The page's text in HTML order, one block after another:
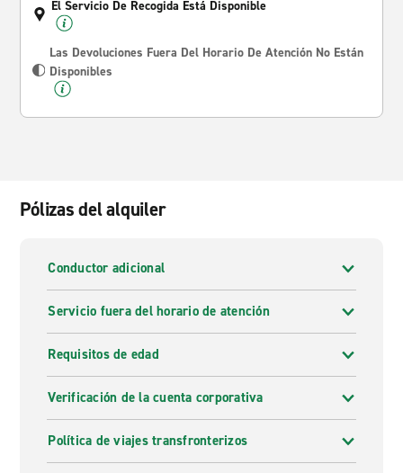
El Servicio De Recogida Está Disponible
Las Devoluciones Fuera Del Horario De Atención No Están
Disponibles
Pólizas del alquiler
Conductor adicional
Servicio fuera del horario de atención
Requisitos de edad
Verificación de la cuenta corporativa
Política de viajes transfronterizos